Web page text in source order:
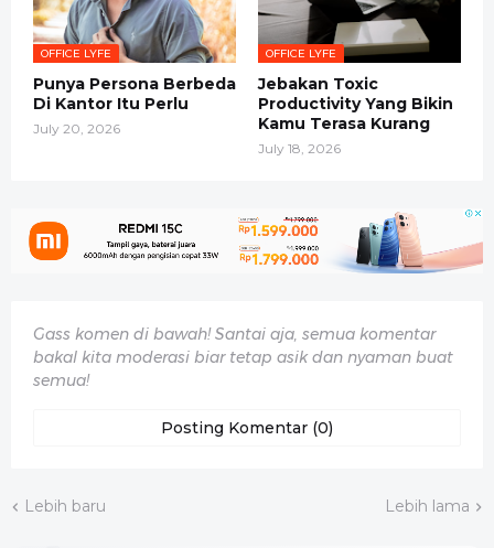
OFFICE LYFE
Punya Persona Berbeda
Di Kantor Itu Perlu
July 20, 2026
OFFICE LYFE
Jebakan Toxic
Productivity Yang Bikin
Kamu Terasa Kurang
July 18, 2026
Gass komen di bawah! Santai aja, semua komentar
bakal kita moderasi biar tetap asik dan nyaman buat
semua!
Posting Komentar (0)
Lebih baru Lebih lama